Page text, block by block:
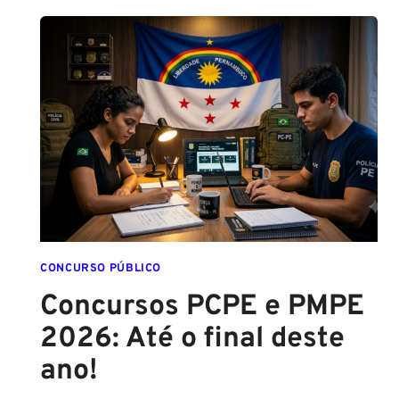
CONCURSO PÚBLICO
Concursos PCPE e PMPE
2026: Até o final deste
ano!